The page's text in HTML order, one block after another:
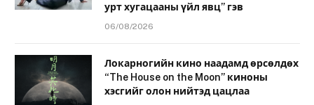
урт хугацааны үйл явц” гэв
06/08/2026
Локарногийн кино наадамд өрсөлдөх
“The House on the Moon” киноны
хэсгийг олон нийтэд цацлаа